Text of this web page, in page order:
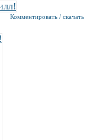
Комментировать / скачать